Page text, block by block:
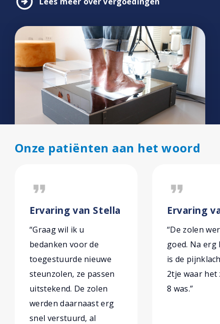
Onze patiënten aan het woord
format_quote
Ervaring van Stella
“Graag wil ik u
bedanken voor de
toegestuurde nieuwe
steunzolen, ze passen
uitstekend. De zolen
werden daarnaast erg
snel verstuurd, al
format_quote
Ervaring
“De zolen
goed. Na
is de
2tje waar het
8 was.”